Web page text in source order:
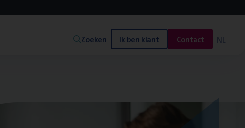
Zoeken Ik ben klant Contact NL